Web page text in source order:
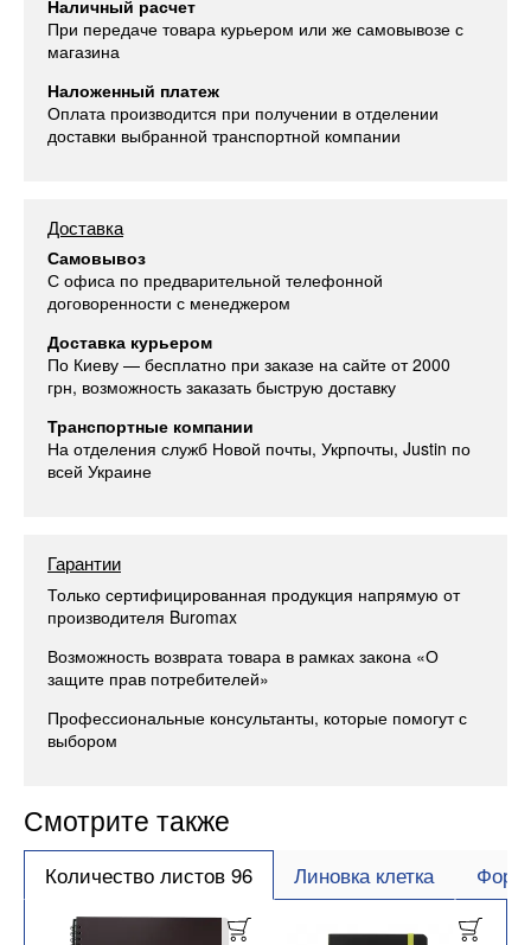
Наличный расчет
При передаче товара курьером или же самовывозе с
магазина
Наложенный платеж
Оплата производится при получении в отделении
доставки выбранной транспортной компании
Доставка
Самовывоз
С офиса по предварительной телефонной
договоренности с менеджером
Доставка курьером
По Киеву — бесплатно при заказе на сайте от 2000
грн, возможность заказать быструю доставку
Транспортные компании
На отделения служб Новой почты, Укрпочты, Justin по
всей Украине
Гарантии
Только сертифицированная продукция напрямую от
производителя Buromax
Возможность возврата товара в рамках закона «О
защите прав потребителей»
Профессиональные консультанты, которые помогут с
выбором
Смотрите также
Количество листов 96 Линовка клетка